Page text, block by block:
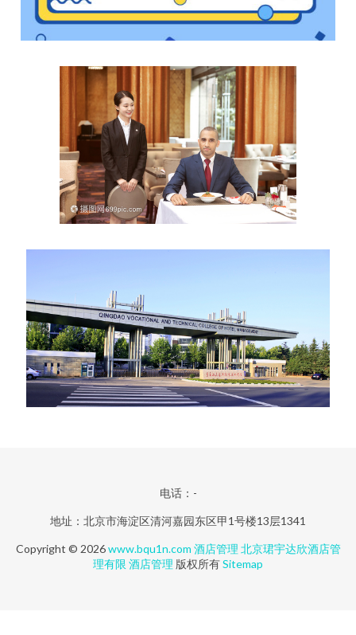
电话：-
地址：北京市海淀区清河嘉园东区甲1号楼13层1341
Copyright © 2026www.bqu1n.com 酒店管理 北京珺宇达欣酒店管
理有限 酒店管理 版权所有Sitemap